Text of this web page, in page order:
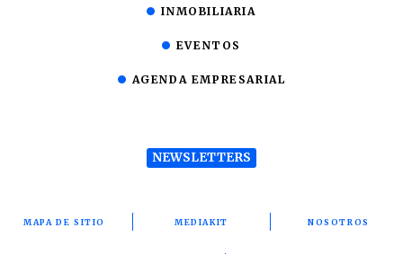
INMOBILIARIA
EVENTOS
AGENDA EMPRESARIAL
NEWSLETTERS
MAPA DE SITIO MEDIAKIT NOSOTROS